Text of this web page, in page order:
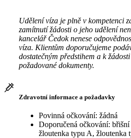
Udělení víza je plně v kompetenci
zamítnutí žádosti o jeho udělení
kancelář Čedok nenese
víza. Klientům doporučujeme
dostatečným předstihem a k
požadované dokumenty.
Zdravotní informace a požadavky
Povinná očkování: žádná
Doporučená očkování: břišní
žloutenka typu A, žloutenka